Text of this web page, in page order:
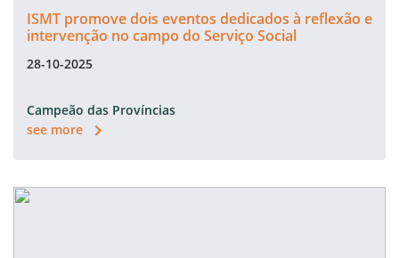
ISMT promove dois eventos dedicados à reflexão e
intervenção no campo do Serviço Social
28-10-2025
Campeão das Províncias
see more